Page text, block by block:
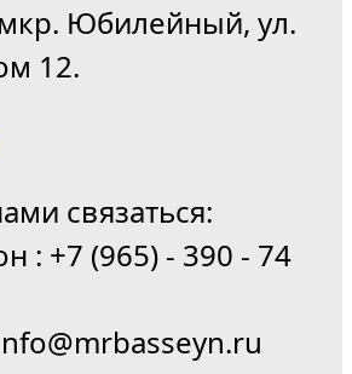
Юбилейный, ул.
12.
связаться:
: +7 (965) - 390 - 74